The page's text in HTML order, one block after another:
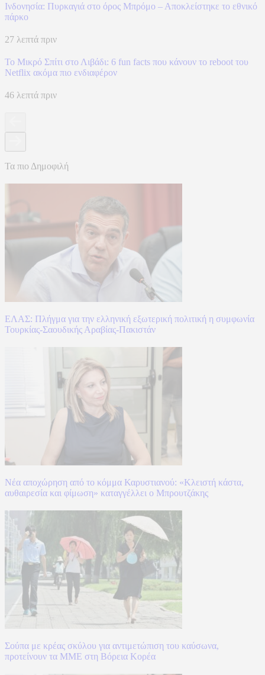
Ινδονησία: Πυρκαγιά στο όρος Μπρόμο – Αποκλείστηκε το εθνικό
πάρκο
27 λεπτά πριν
To Mικρό Σπίτι στο Λιβάδι: 6 fun facts που κάνουν το reboot του
Netflix ακόμα πιο ενδιαφέρον
46 λεπτά πριν
Τα πιο Δημοφιλή
ΕΛΑΣ: Πλήγμα για την ελληνική εξωτερική πολιτική η συμφωνία
Τουρκίας-Σαουδικής Αραβίας-Πακιστάν
Νέα αποχώρηση από το κόμμα Καρυστιανού: «Κλειστή κάστα,
αυθαιρεσία και φίμωση» καταγγέλλει ο Μπρουτζάκης
Σούπα με κρέας σκύλου για αντιμετώπιση του καύσωνα,
προτείνουν τα ΜΜΕ στη Βόρεια Κορέα